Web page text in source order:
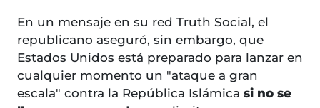
En un mensaje en su red Truth Social, el
republicano aseguró, sin embargo, que
Estados Unidos está preparado para lanzar en
cualquier momento un "ataque a gran
escala" contra la República Islámica si no se